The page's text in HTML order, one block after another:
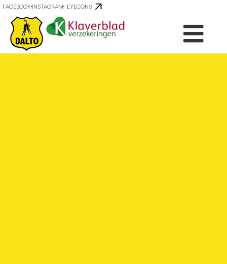
FACEBOOK INSTAGRAM EYECONS